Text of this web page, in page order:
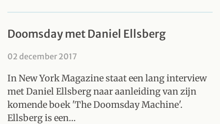
Doomsday met Daniel Ellsberg
02 december 2017
In New York Magazine staat een lang interview
met Daniel Ellsberg naar aanleiding van zijn
komende boek 'The Doomsday Machine'.
Ellsberg is een…